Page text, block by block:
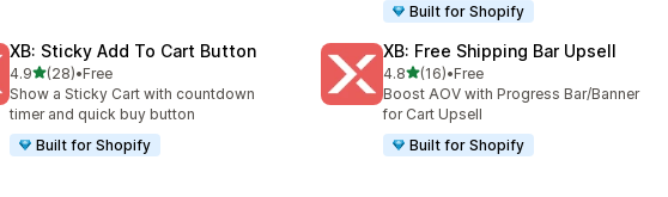
Built for Shopify
XB: Sticky Add To Cart Button
4.9เต็ม 5 ดาว
(28)
ทั้งหมด 28 รีวิว
•Free
Show a Sticky Cart with countdown
timer and quick buy button
Built for Shopify
XB: Free Shipping Bar Upsell
4.8เต็ม 5 ดาว
(16)
ทั้งหมด 16 รีวิว
•Free
Boost AOV with Progress Bar/Banner
for Cart Upsell
Built for Shopify